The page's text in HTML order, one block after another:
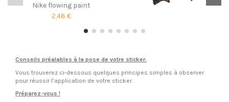
Nike flowing paint
2,48 €
Conseils préalables à la pose de votre sticker.
Vous trouverez ci-dessous quelques principes simples à observer
pour réussir l’application de votre sticker.
Préparez-vous !